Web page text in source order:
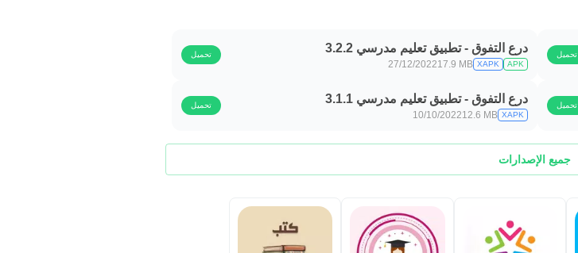
تحميل درع التفوق - تطبيق تعليم مدرسي 3.2.2
APK
XAPK
17.9 MB
27/12/2022
تحميل
تحميل درع التفوق - تطبيق تعليم مدرسي 3.1.1
XAPK
12.6 MB
10/10/2022
تحميل
جميع الإصدارات